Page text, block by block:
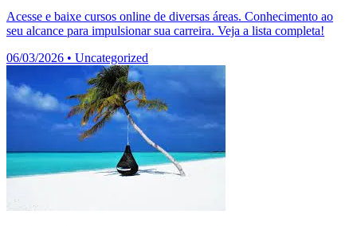
Acesse e baixe cursos online de diversas áreas. Conhecimento ao
seu alcance para impulsionar sua carreira. Veja a lista completa!
06/03/2026 • Uncategorized